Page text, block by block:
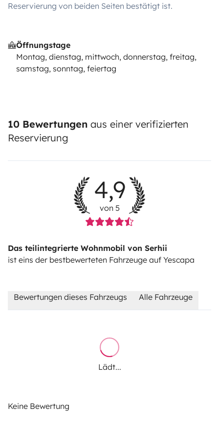
Reservierung von beiden Seiten bestätigt ist.
Öffnungstage
Montag, dienstag, mittwoch, donnerstag, freitag,
samstag, sonntag, feiertag
10 Bewertungen aus einer verifizierten
Reservierung
4,9
von 5
Das teilintegrierte Wohnmobil von Serhii
ist eins der bestbewerteten Fahrzeuge auf Yescapa
Bewertungen dieses Fahrzeugs Alle Fahrzeuge
Lädt...
Keine Bewertung